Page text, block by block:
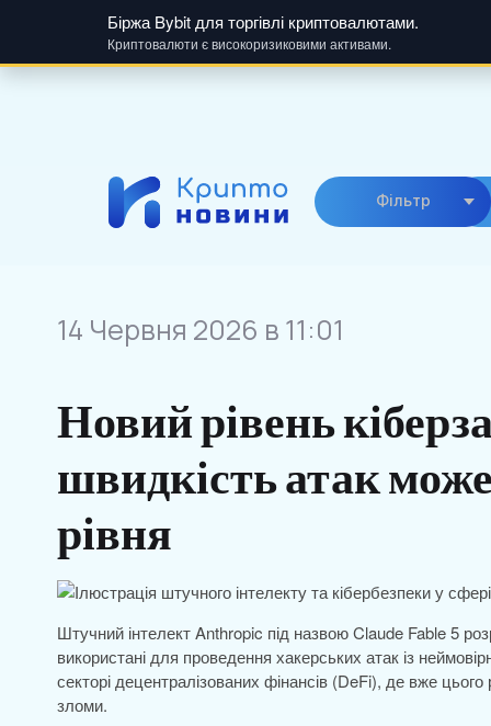
Біржа Bybit для торгівлі криптовалютами.
Криптовалюти є високоризиковими активами.
Фiльтр
14 Червня 2026 в 11:01
Новий рівень
швидкість атак
рівня
Штучний інтелект Anthropic під назвою Claude Fable 5
використані для проведення хакерських атак із
секторі децентралізованих фінансів (DeFi), де вже
зломи.